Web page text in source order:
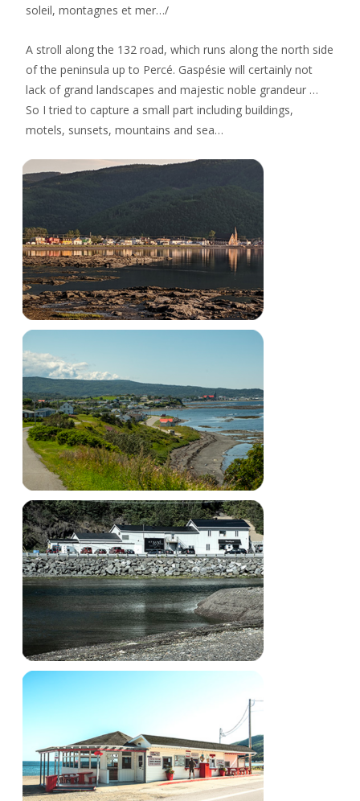
soleil, montagnes et mer…/
A stroll along the 132 road, which runs along the north side
of the peninsula up to Percé. Gaspésie will certainly not
lack of grand landscapes and majestic noble grandeur …
So I tried to capture a small part including buildings,
motels, sunsets, mountains and sea…